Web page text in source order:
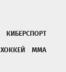
КИБЕРСПОРТ
ХОККЕЙ
ММА